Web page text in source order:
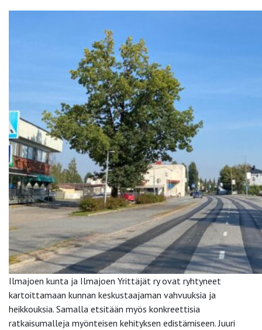
Ilmajoen kunta ja Ilmajoen Yrittäjät ry ovat ryhtyneet
kartoittamaan kunnan keskustaajaman vahvuuksia ja
heikkouksia. Samalla etsitään myös konkreettisia
ratkaisumalleja myönteisen kehityksen edistämiseen. Juuri